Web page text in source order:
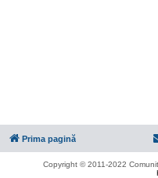
Prima pagină
Copyright © 2011-2022